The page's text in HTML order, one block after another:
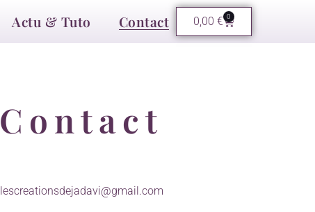
Actu & Tuto Contact 0,00€ 0
Contact
lescreationsdejadavi@gmail.com